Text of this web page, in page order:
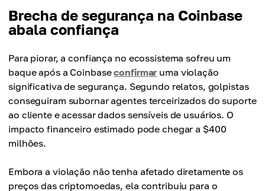
Brecha de segurança na Coinbase
abala confiança
Para piorar, a confiança no ecossistema sofreu um
baque após a Coinbaseconfirmar uma violação
significativa de segurança. Segundo relatos, golpistas
conseguiram subornar agentes terceirizados do suporte
ao cliente e acessar dados sensíveis de usuários. O
impacto financeiro estimado pode chegar a $400
milhões.
Embora a violação não tenha afetado diretamente os
preços das criptomoedas, ela contribuiu para o